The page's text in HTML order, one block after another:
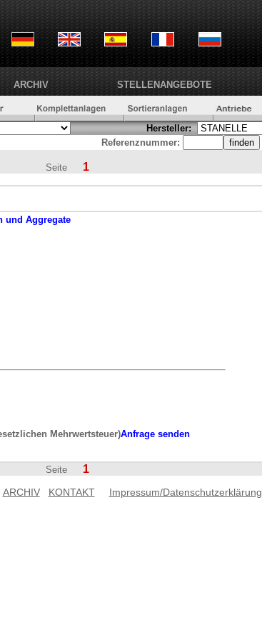
ARCHIV STELLENANGEBOTE
Hersteller:
Referenznummer:
Seite 1
und Aggregate
Mehrwertsteuer)Anfrage senden
Seite 1
ARCHIV KONTAKT Impressum/Datenschutzerklärung